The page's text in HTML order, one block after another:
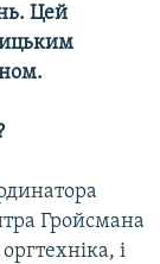
Цей
Гройсмана
і